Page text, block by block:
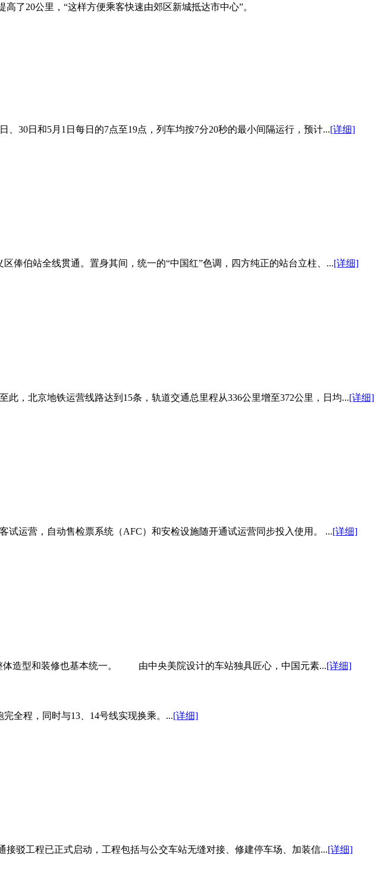
了20公里，“这样方便乘客快速由郊区新城抵达市中心”。
30日和5月1日每日的7点至19点，列车均按7分20秒的最小间隔运行，预计...[详细]
俸伯站全线贯通。置身其间，统一的“中国红”色调，四方纯正的站台立柱、...[详细]
，北京地铁运营线路达到15条，轨道交通总里程从336公里增至372公里，日均...[详细]
运营，自动售检票系统（AFC）和安检设施随开通试运营同步投入使用。 ...[详细]
体造型和装修也基本统一。 由中央美院设计的车站独具匠心，中国元素...[详细]
全程，同时与13、14号线实现换乘。...[详细]
驳工程已正式启动，工程包括与公交车站无缝对接、修建停车场、加装信...[详细]